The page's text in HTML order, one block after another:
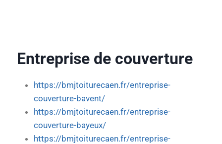
Entreprise de couverture
https://bmjtoiturecaen.fr/entreprise-
couverture-bavent/
https://bmjtoiturecaen.fr/entreprise-
couverture-bayeux/
https://bmjtoiturecaen.fr/entreprise-